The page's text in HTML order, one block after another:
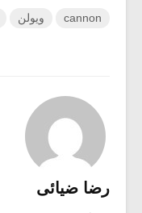
cannon ویولن
رضا ضیائی